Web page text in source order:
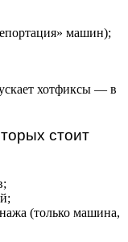
машин);
хотфиксы — в
стоит
(только машина,